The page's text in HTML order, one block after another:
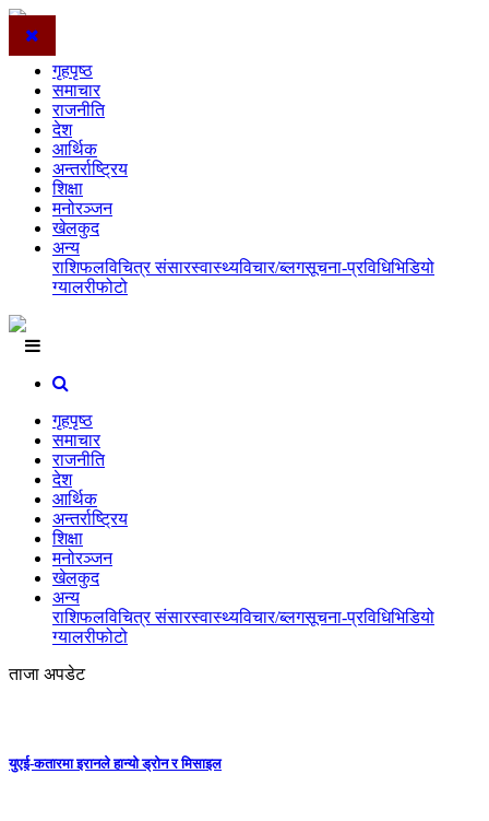
गृहपृष्ठ
समाचार
राजनीति
देश
आर्थिक
अन्तर्राष्ट्रिय
शिक्षा
मनोरञ्जन
खेलकुद
अन्य
राशिफलविचित्र संसारस्वास्थ्यविचार/ब्लगसूचना-प्रविधिभिडियो
ग्यालरीफोटो
गृहपृष्ठ
समाचार
राजनीति
देश
आर्थिक
अन्तर्राष्ट्रिय
शिक्षा
मनोरञ्जन
खेलकुद
अन्य
राशिफलविचित्र संसारस्वास्थ्यविचार/ब्लगसूचना-प्रविधिभिडियो
ग्यालरीफोटो
ताजा अपडेट
युएई-कतारमा इरानले हान्यो ड्रोन र मिसाइल